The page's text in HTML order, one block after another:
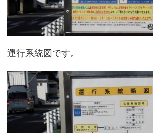
運行系統図です。